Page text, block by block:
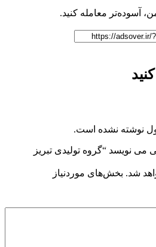
آسوده‌تر معامله کنید.
نوشته نشده است.
می نویسد “گروه تولیدی تبریز
شد. بخش‌های موردنیاز